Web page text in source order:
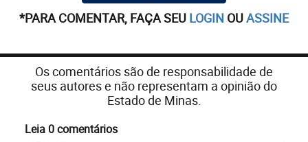
*PARA COMENTAR, FAÇA SEU LOGIN OUASSINE
Os comentários são de responsabilidade de
seus autores e não representam a opinião do
Estado de Minas.
Leia 0 comentários